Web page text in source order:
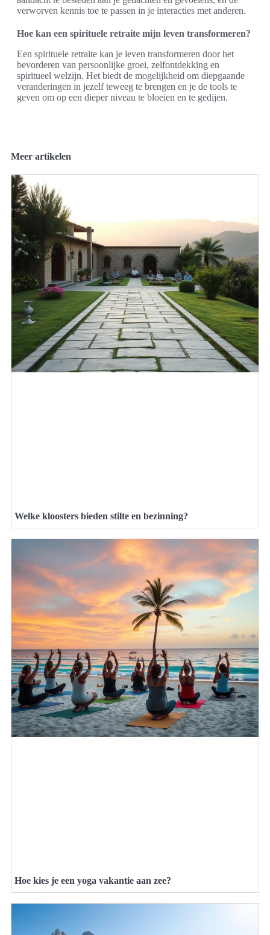
verworven kennis toe te passen in je interacties met anderen.
Hoe kan een spirituele retraite mijn leven transformeren?
Een spirituele retraite kan je leven transformeren door het
bevorderen van persoonlijke groei, zelfontdekking en
spiritueel welzijn. Het biedt de mogelijkheid om diepgaande
veranderingen in jezelf teweeg te brengen en je de tools te
geven om op een dieper niveau te bloeien en te gedijen.
Meer artikelen
Welke kloosters bieden stilte en bezinning?
Hoe kies je een yoga vakantie aan zee?